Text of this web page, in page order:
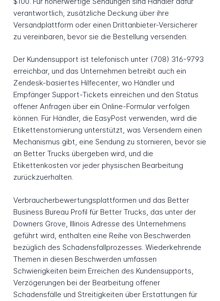
verantwortlich, zusätzliche Deckung über ihre
Versandplattform oder einen Drittanbieter-Versicherer
zu vereinbaren, bevor sie die Bestellung versenden.
Der Kundensupport ist telefonisch unter (708) 316-9793
erreichbar, und das Unternehmen betreibt auch ein
Zendesk-basiertes Hilfecenter, wo Händler und
Empfänger Support-Tickets einreichen und den Status
offener Anfragen über ein Online-Formular verfolgen
können. Für Händler, die EasyPost verwenden, wird die
Etikettenstornierung unterstützt, was Versendern einen
Mechanismus gibt, eine Sendung zu stornieren, bevor sie
an Better Trucks übergeben wird, und die
Etikettenkosten vor jeder physischen Bearbeitung
zurückzuerhalten.
Verbraucherbewertungsplattformen und das Better
Business Bureau Profil für Better Trucks, das unter der
Downers Grove, Illinois Adresse des Unternehmens
geführt wird, enthalten eine Reihe von Beschwerden
bezüglich des Schadensfallprozesses. Wiederkehrende
Themen in diesen Beschwerden umfassen
Schwierigkeiten beim Erreichen des Kundensupports,
Verzögerungen bei der Bearbeitung offener
Schadensfälle und Streitigkeiten über Erstattungen für